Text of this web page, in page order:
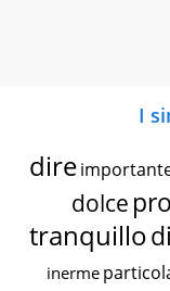
I
dire
dolce
tranquillo
inerme